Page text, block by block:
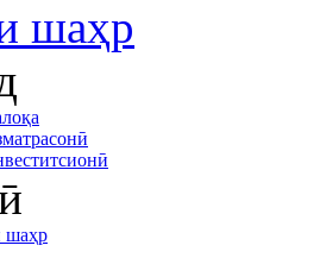
шаҳр
шаҳр